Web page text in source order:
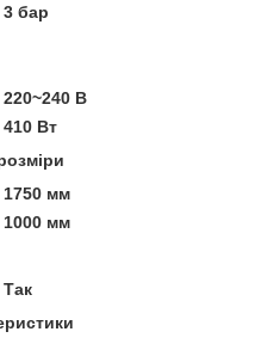
3 бар
220~240 В
410 Вт
1750 мм
1000 мм
Так